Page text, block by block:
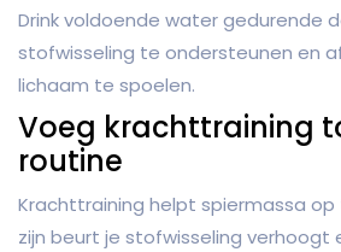
Drink voldoende water gedurende
stofwisseling te ondersteunen en
lichaam te spoelen.
Voeg krachttraining
routine
Krachttraining helpt spiermassa
zijn beurt je stofwisseling verhoogt